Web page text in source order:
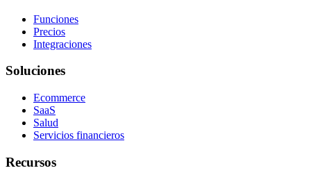
Funciones
Precios
Integraciones
Soluciones
Ecommerce
SaaS
Salud
Servicios financieros
Recursos